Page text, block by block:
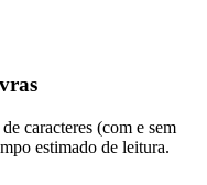
caracteres (com e sem
estimado de leitura.